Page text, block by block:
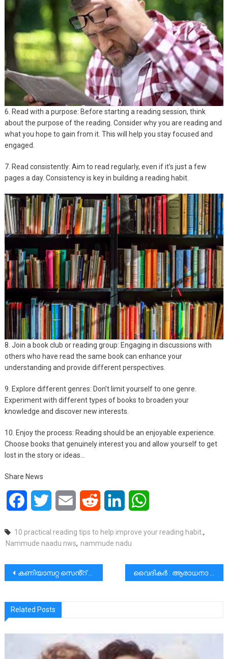
6. Read with a purpose: Before starting a reading session, think
about the purpose of the reading. Consider why you are reading and
what you hope to gain from it. This will help you stay focused and
engaged.
7. Read consistently: Aim to read regularly, even if it’s just a few
pages a day. Consistency is key in building a reading habit.
8. Join a book club or reading group: Engaging in discussions with
others who have read the same book can enhance your
understanding and provide different perspectives.
9. Explore different genres: Don’t limit yourself to one genre.
Experiment with different types of books to broaden your
knowledge and discover new interests.
10. Enjoy the process: Reading should be an enjoyable experience.
Choose books that genuinely interest you and allow yourself to get
lost in the story or ideas…
Share News
FacebookTwitter Email Reddit LinkedIn
10 practical reading tips to help improve your reading habit.,
Nammude naadu nws, nammude nadu
പോസ്റ്റുകളിലൂടെ
കണിയാമ്പറ്റ സെൻ്റ് മേരീസ് ഇടവകസുവർണ്ണ ജൂബിലി തിരുനാളിന് കൊടിയേറി
Related Posts